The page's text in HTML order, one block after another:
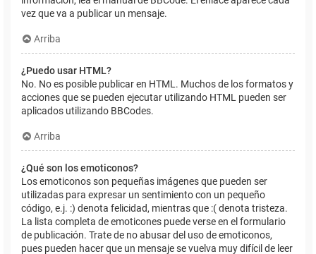
vez que va a publicar un mensaje.
Arriba
¿Puedo usar HTML?
No. No es posible publicar en HTML. Muchos de los formatos y
acciones que se pueden ejecutar utilizando HTML pueden ser
aplicados utilizando BBCodes.
Arriba
¿Qué son los emoticonos?
Los emoticonos son pequeñas imágenes que pueden ser
utilizadas para expresar un sentimiento con un pequeño
código, e.j. :) denota felicidad, mientras que :( denota tristeza.
La lista completa de emoticones puede verse en el formulario
de publicación. Trate de no abusar del uso de emoticonos,
pues pueden hacer que un mensaje se vuelva muy difícil de leer